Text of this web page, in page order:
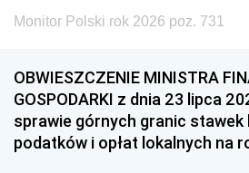
Monitor Polski rok 2026 poz. 731
OBWIESZCZENIE MINISTRA
GOSPODARKI z dnia 23 lipca
sprawie górnych granic
podatków i opłat lokalnych na